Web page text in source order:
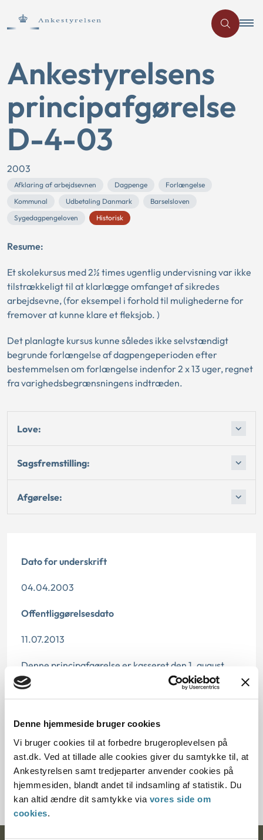
Denne hjemmeside bruger cookies
Vi bruger cookies til at forbedre brugeroplevelsen på
ast.dk. Ved at tillade alle cookies giver du samtykke til, at
Ankestyrelsen samt tredjeparter anvender cookies på
hjemmesiden, blandt andet til indsamling af statistik. Du
kan altid ændre dit samtykke via vores side om
cookies.
Ankestyrelsens
principafgørelse
D-4-03
2003
Afklaring af arbejdsevnen Dagpenge
Forlængelse
Kommunal
Udbetaling Danmark
Barselsloven
Sygedagpengeloven
Historisk
Resume:
Et skolekursus med 2½ times ugentlig undervisning var ikke
tilstrækkeligt til at klarlægge omfanget af sikredes
arbejdsevne, (for eksempel i forhold til mulighederne for
fremover at kunne klare et fleksjob. )
Det planlagte kursus kunne således ikke selvstændigt
begrunde forlængelse af dagpengeperioden efter
bestemmelsen om forlængelse indenfor 2 x 13 uger, regnet
fra varighedsbegrænsningens indtræden.
Love:
Sagsfremstilling:
Afgørelse:
Dato for underskrift
04.04.2003
Offentliggørelsesdato
11.07.2013
Denne principafgørelse er kasseret den 1. august
2019, da den ikke længere har vejledningsværdi.
§27 §22
Journalnummer
7000265-02